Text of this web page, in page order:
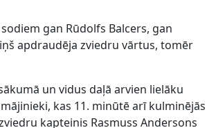
gan Rūdolfs Balcers, gan
apdraudēja zviedru vārtus, tomēr
un vidus daļā arvien lielāku
kas 11. minūtē arī kulminējās
kapteinis Rasmuss Andersons